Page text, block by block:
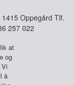
Oppegård Tlf.
257 022
at
og
å